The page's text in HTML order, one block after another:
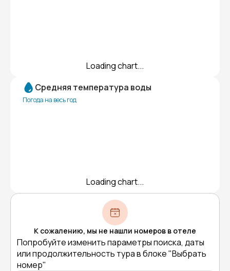
Loading chart...
Средняя температура воды
Погода на весь год
Loading chart...
К сожалению, мы не нашли номеров в отеле
Попробуйте изменить параметры поиска, даты
или продолжительность тура в блоке "Выбрать
номер"